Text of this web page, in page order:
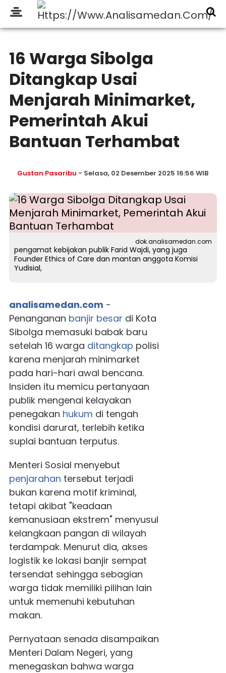
16 Warga Sibolga
Ditangkap Usai
Menjarah Minimarket,
Pemerintah Akui
Bantuan Terhambat
Gustan Pasaribu - Selasa, 02 Desember 2025 16:56 WIB
dok.analisamedan.com
pengamat kebijakan publik Farid Wajdi, yang juga
Founder Ethics of Care dan mantan anggota Komisi
Yudisial,
analisamedan.com -
Penanganan banjir besar di Kota
Sibolga memasuki babak baru
setelah 16 warga ditangkap polisi
karena menjarah minimarket
pada hari-hari awal bencana.
Insiden itu memicu pertanyaan
publik mengenai kelayakan
penegakan hukum di tengah
kondisi darurat, terlebih ketika
suplai bantuan terputus.
Menteri Sosial menyebut
penjarahan tersebut terjadi
bukan karena motif kriminal,
tetapi akibat "keadaan
kemanusiaan ekstrem" menyusul
kelangkaan pangan di wilayah
terdampak. Menurut dia, akses
logistik ke lokasi banjir sempat
tersendat sehingga sebagian
warga tidak memiliki pilihan lain
untuk memenuhi kebutuhan
makan.
Pernyataan senada disampaikan
Menteri Dalam Negeri, yang
menegaskan bahwa warga